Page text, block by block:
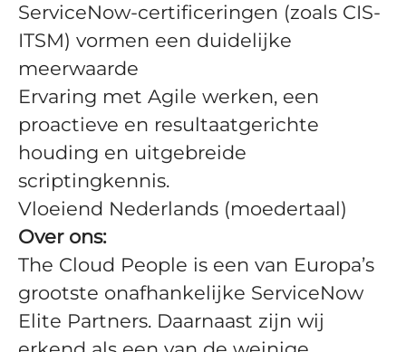
ServiceNow-certificeringen (zoals CIS-
ITSM) vormen een duidelijke
meerwaarde
Ervaring met Agile werken, een
proactieve en resultaatgerichte
houding en uitgebreide
scriptingkennis.
Vloeiend Nederlands (moedertaal)
Over ons:
The Cloud People is een van Europa’s
grootste onafhankelijke ServiceNow
Elite Partners. Daarnaast zijn wij